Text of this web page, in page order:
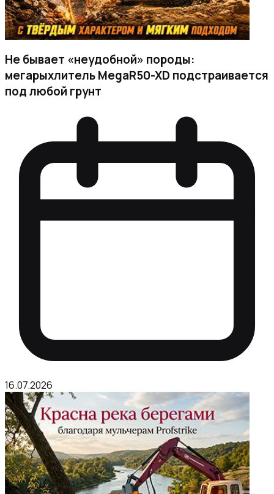
Не бывает «неудобной» породы:
мегарыхлитель MegaR50-XD подстраивается
под любой грунт
16.07.2026